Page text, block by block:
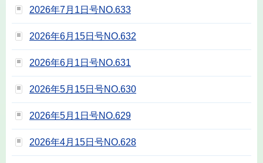
2026年7月1日号NO.633
2026年6月15日号NO.632
2026年6月1日号NO.631
2026年5月15日号NO.630
2026年5月1日号NO.629
2026年4月15日号NO.628